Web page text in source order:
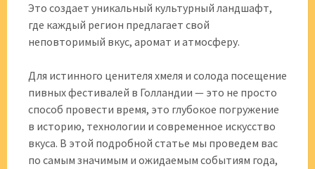
Это создает уникальный культурный ландшафт,
где каждый регион предлагает свой
неповторимый вкус, аромат и атмосферу.
Для истинного ценителя хмеля и солода посещение
пивных фестивалей в Голландии — это не просто
способ провести время, это глубокое погружение
в историю, технологии и современное искусство
вкуса. В этой подробной статье мы проведем вас
по самым значимым и ожидаемым событиям года,